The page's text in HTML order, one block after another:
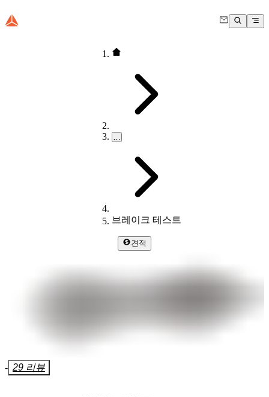
…
브레이크 테스트
견적
- 29 리뷰